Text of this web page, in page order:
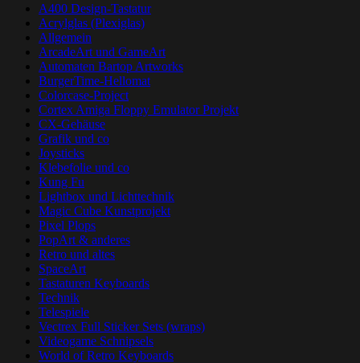
A400 Design-Tastatur
Acrylglas (Plexiglas)
Allgemein
ArcadeArt und GameArt
Automaten Bartop Artworks
BurgerTime-Hellomat
Colorcase-Project
Cortex Amiga Floppy Emulator Projekt
CX-Gehäuse
Grafik und co
Joysticks
Klebefolie und co
Kung Fu
Lightbox und Lichttechnik
Magic Cube Kunstprojekt
Pixel Plops
PopArt & anderes
Retro und altes
SpaceArt
Tastaturen Keyboards
Technik
Telespiele
Vectrex Full Sticker Sets (wraps)
Videogame Schnipsels
World of Retro Keyboards